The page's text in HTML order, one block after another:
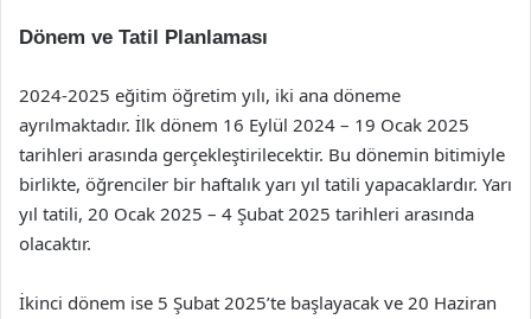
Dönem ve Tatil Planlaması
2024-2025 eğitim öğretim yılı, iki ana döneme
ayrılmaktadır. İlk dönem 16 Eylül 2024 – 19 Ocak 2025
tarihleri arasında gerçekleştirilecektir. Bu dönemin bitimiyle
birlikte, öğrenciler bir haftalık yarı yıl tatili yapacaklardır. Yarı
yıl tatili, 20 Ocak 2025 – 4 Şubat 2025 tarihleri arasında
olacaktır.
İkinci dönem ise 5 Şubat 2025’te başlayacak ve 20 Haziran